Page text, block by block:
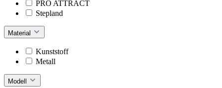
PRO ATTRACT
Stepland
Material
Kunststoff
Metall
Modell